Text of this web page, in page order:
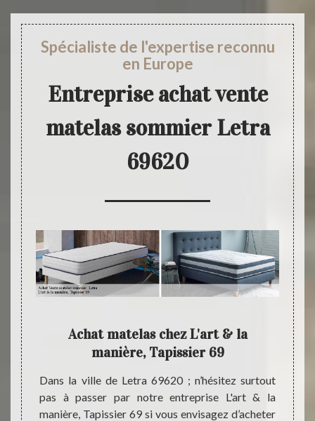
Spécialiste de l'expertise reconnu
en Europe
Entreprise achat vente
matelas sommier Letra
69620
69
à
Achat matelas chez L'art & la
manière, Tapissier 69
Dans la ville de Letra 69620 ; n’hésitez surtout
pas à passer par notre entreprise L'art & la
manière, Tapissier 69 si vous envisagez d’acheter
nous
de